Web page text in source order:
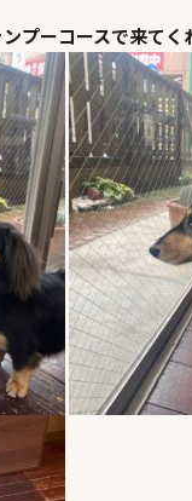
プーコースで来てく